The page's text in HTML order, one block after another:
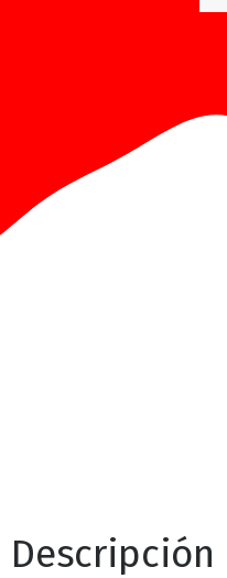
Descripción